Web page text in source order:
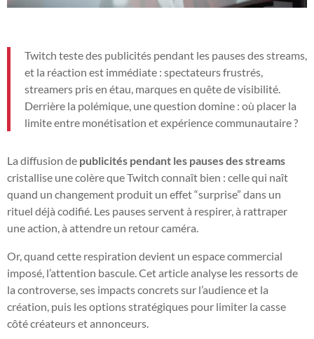
Twitch teste des publicités pendant les pauses des streams,
et la réaction est immédiate : spectateurs frustrés,
streamers pris en étau, marques en quête de visibilité.
Derrière la polémique, une question domine : où placer la
limite entre monétisation et expérience communautaire ?
La diffusion de publicités pendant les pauses des streams
cristallise une colère que Twitch connaît bien : celle qui naît
quand un changement produit un effet “surprise” dans un
rituel déjà codifié. Les pauses servent à respirer, à rattraper
une action, à attendre un retour caméra.
Or, quand cette respiration devient un espace commercial
imposé, l’attention bascule. Cet article analyse les ressorts de
la controverse, ses impacts concrets sur l’audience et la
création, puis les options stratégiques pour limiter la casse
côté créateurs et annonceurs.